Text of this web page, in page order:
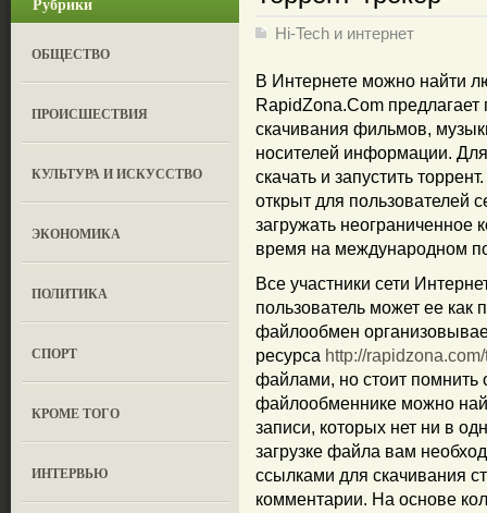
ОБЩЕСТВО
ПРОИСШЕСТВИЯ
КУЛЬТУРА И ИСКУССТВО
ЭКОНОМИКА
ПОЛИТИКА
СПОРТ
КРОМЕ ТОГО
ИНТЕРВЬЮ
Hi-Tech и интернет
В Интернете можно найти
RapidZona.Com
скачивания фильмов,
носителей информации.
скачать и запустить
открыт для пользователей
загружать неограниченное
время на международном
Все участники сети
пользователь может ее как
файлообмен
ресурса http://
файлами, но стоит помнить
файлообменнике можно
записи, которых нет ни в
загрузке файла вам
ссылками для скачивания
комментарии. На основе